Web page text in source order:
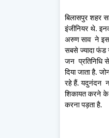
बिलासपुर शहर
इंजीनियर थे.
अरुण साव ने इसके
सबसे ज्यादा फंड
जन प्रतिनिधि
दिया जाता है.
रहे हैं. यदुनंदन
शिकायत करने के
करना पड़ता है.